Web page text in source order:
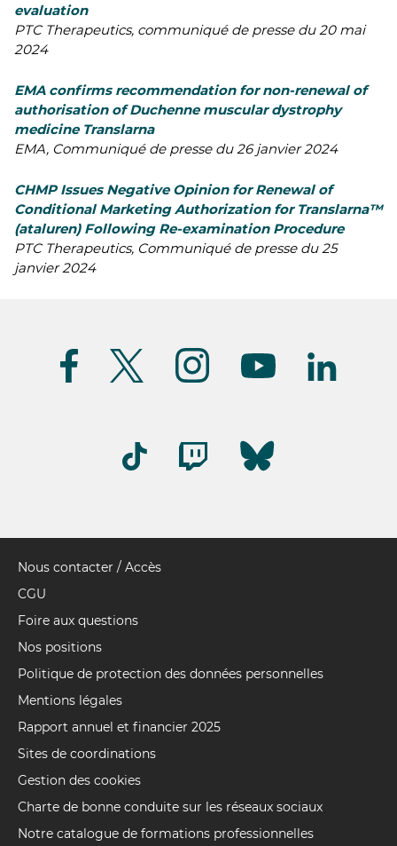
evaluation
PTC Therapeutics, communiqué de presse du 20 mai
2024
EMA confirms recommendation for non-renewal of
authorisation of Duchenne muscular dystrophy
medicine Translarna
EMA, Communiqué de presse du 26 janvier 2024
CHMP Issues Negative Opinion for Renewal of
Conditional Marketing Authorization for Translarna™
(ataluren) Following Re-examination Procedure
PTC Therapeutics, Communiqué de presse du 25
janvier 2024
Pied
de
Nous contacter / Accès
CGU
Foire aux questions
Nos positions
Politique de protection des données personnelles
Mentions légales
Rapport annuel et financier 2025
Sites de coordinations
Gestion des cookies
Charte de bonne conduite sur les réseaux sociaux
Notre catalogue de formations professionnelles